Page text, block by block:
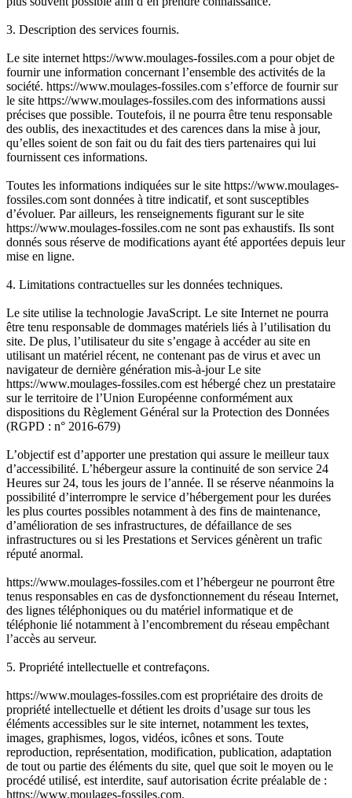
3. Description des services fournis.
Le site internet https://www.moulages-fossiles.com a pour objet de
fournir une information concernant l’ensemble des activités de la
société. https://www.moulages-fossiles.com s’efforce de fournir sur
le site https://www.moulages-fossiles.com des informations aussi
précises que possible. Toutefois, il ne pourra être tenu responsable
des oublis, des inexactitudes et des carences dans la mise à jour,
qu’elles soient de son fait ou du fait des tiers partenaires qui lui
fournissent ces informations.
Toutes les informations indiquées sur le site https://www.moulages-
fossiles.com sont données à titre indicatif, et sont susceptibles
d’évoluer. Par ailleurs, les renseignements figurant sur le site
https://www.moulages-fossiles.com ne sont pas exhaustifs. Ils sont
donnés sous réserve de modifications ayant été apportées depuis leur
mise en ligne.
4. Limitations contractuelles sur les données techniques.
Le site utilise la technologie JavaScript. Le site Internet ne pourra
être tenu responsable de dommages matériels liés à l’utilisation du
site. De plus, l’utilisateur du site s’engage à accéder au site en
utilisant un matériel récent, ne contenant pas de virus et avec un
navigateur de dernière génération mis-à-jour Le site
https://www.moulages-fossiles.com est hébergé chez un prestataire
sur le territoire de l’Union Européenne conformément aux
dispositions du Règlement Général sur la Protection des Données
(RGPD : n° 2016-679)
L’objectif est d’apporter une prestation qui assure le meilleur taux
d’accessibilité. L’hébergeur assure la continuité de son service 24
Heures sur 24, tous les jours de l’année. Il se réserve néanmoins la
possibilité d’interrompre le service d’hébergement pour les durées
les plus courtes possibles notamment à des fins de maintenance,
d’amélioration de ses infrastructures, de défaillance de ses
infrastructures ou si les Prestations et Services génèrent un trafic
réputé anormal.
https://www.moulages-fossiles.com et l’hébergeur ne pourront être
tenus responsables en cas de dysfonctionnement du réseau Internet,
des lignes téléphoniques ou du matériel informatique et de
téléphonie lié notamment à l’encombrement du réseau empêchant
l’accès au serveur.
5. Propriété intellectuelle et contrefaçons.
https://www.moulages-fossiles.com est propriétaire des droits de
propriété intellectuelle et détient les droits d’usage sur tous les
éléments accessibles sur le site internet, notamment les textes,
images, graphismes, logos, vidéos, icônes et sons. Toute
reproduction, représentation, modification, publication, adaptation
de tout ou partie des éléments du site, quel que soit le moyen ou le
procédé utilisé, est interdite, sauf autorisation écrite préalable de :
https://www.moulages-fossiles.com.